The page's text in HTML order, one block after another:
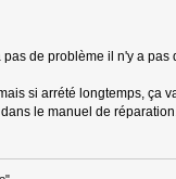
de problème il n'y a pas
si arrété longtemps, ça
le manuel de